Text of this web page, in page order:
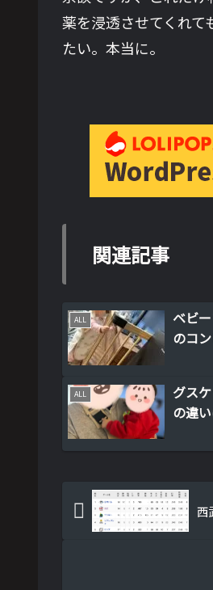
薬を浸透させてくれ
たい。本当に。
関連記事
ALL
ベビ
のコ
ALL
グス
の違
西